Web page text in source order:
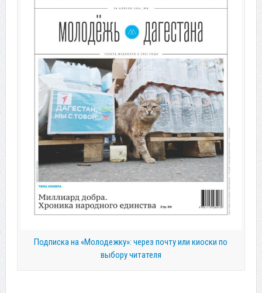
Подписка на «Молодежку»: через почту или киоски по
выбору читателя